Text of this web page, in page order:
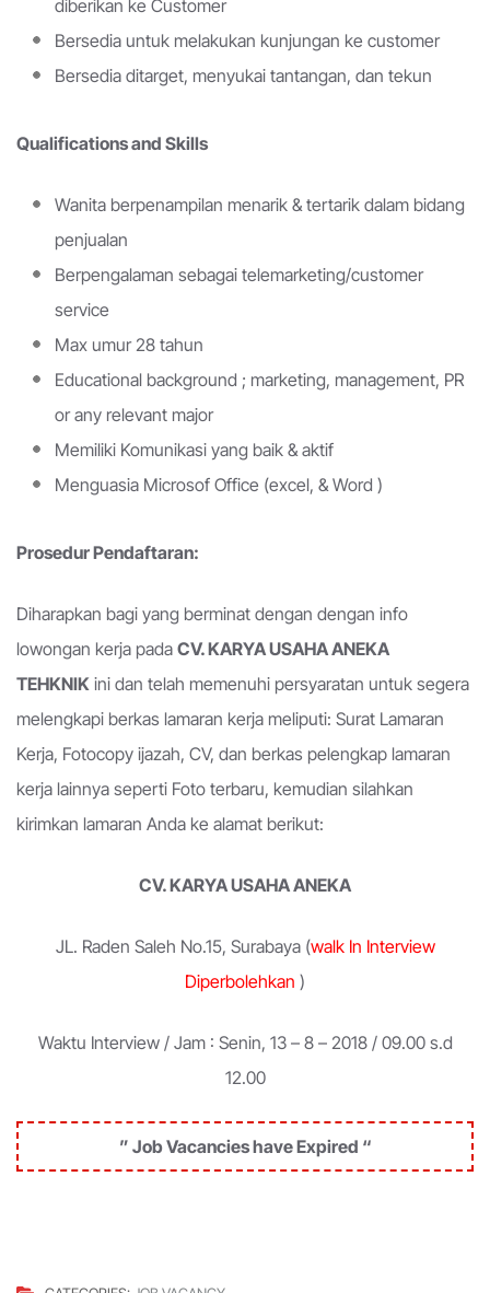
diberikan ke Customer
Bersedia untuk melakukan kunjungan ke customer
Bersedia ditarget, menyukai tantangan, dan tekun
Qualifications and Skills
Wanita berpenampilan menarik & tertarik dalam bidang
penjualan
Berpengalaman sebagai telemarketing/customer
service
Max umur 28 tahun
Educational background ; marketing, management, PR
or any relevant major
Memiliki Komunikasi yang baik & aktif
Menguasia Microsof Office (excel, & Word )
Prosedur Pendaftaran:
Diharapkan bagi yang berminat dengan dengan info
lowongan kerja pada CV. KARYA USAHA ANEKA
TEHKNIK ini dan telah memenuhi persyaratan untuk segera
melengkapi berkas lamaran kerja meliputi: Surat Lamaran
Kerja, Fotocopy ijazah, CV, dan berkas pelengkap lamaran
kerja lainnya seperti Foto terbaru, kemudian silahkan
kirimkan lamaran Anda ke alamat berikut:
CV. KARYA USAHA ANEKA
JL. Raden Saleh No.15, Surabaya (walk In Interview
Diperbolehkan )
Waktu Interview / Jam : Senin, 13 – 8 – 2018 / 09.00 s.d
12.00
” Job Vacancies have Expired “